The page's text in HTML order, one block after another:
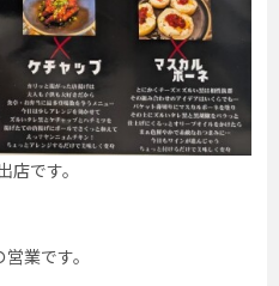
店です。
業です。